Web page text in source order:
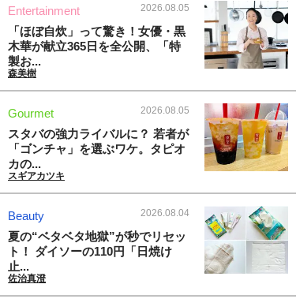
Entertainment 2026.08.05
「ほぼ自炊」って驚き！女優・黒
木華が献立365日を全公開、「特
製お...
森美樹
Gourmet 2026.08.05
スタバの強力ライバルに？ 若者が
「ゴンチャ」を選ぶワケ。タピオ
カの...
スギアカツキ
Beauty 2026.08.04
夏の“ベタベタ地獄”が秒でリセッ
ト！ ダイソーの110円「日焼け
止...
佐治真澄